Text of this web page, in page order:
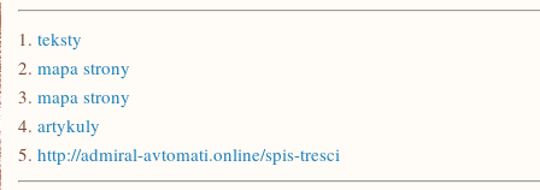
1. teksty
2. mapa strony
3. mapa strony
4. artykuly
5. http://admiral-avtomati.online/spis-tresci